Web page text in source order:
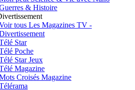
& Histoire
tous Les Magazines TV -
Star
Poche
Star Jeux
Magazine
Croisés Magazine